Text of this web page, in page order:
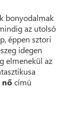
bonyodalmak
az utolsó
éppen sztori
idegen
elmenekül az
nőcímű